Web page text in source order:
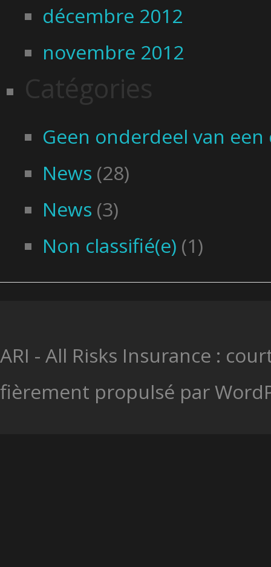
décembre 2012
novembre 2012
Catégories
Geen onderdeel van een
News (28)
News (3)
Non classifié(e) (1)
ARI - All Risks Insurance :
fièrement propulsé par